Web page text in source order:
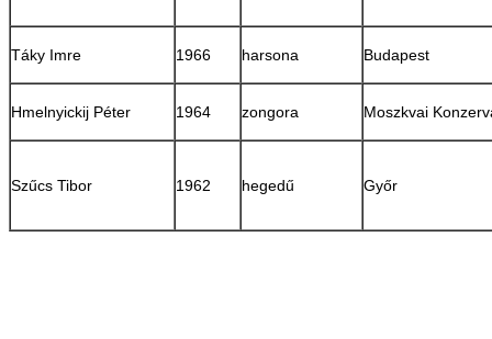
Táky Imre 1966 harsona Budapest
Hmelnyickij Péter 1964 zongora Moszkvai
Szűcs Tibor 1962 hegedű Győr